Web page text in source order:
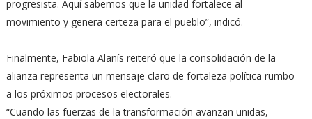
progresista. Aquí sabemos que la unidad fortalece al
movimiento y genera certeza para el pueblo”, indicó.
Finalmente, Fabiola Alanís reiteró que la consolidación de la
alianza representa un mensaje claro de fortaleza política rumbo
a los próximos procesos electorales.
“Cuando las fuerzas de la transformación avanzan unidas,